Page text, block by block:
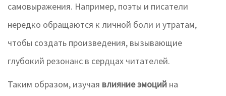
самовыражения. Например, поэты и писатели
нередко обращаются к личной боли и утратам,
чтобы создать произведения, вызывающие
глубокий резонанс в сердцах читателей.
Таким образом, изучая влияние эмоций на